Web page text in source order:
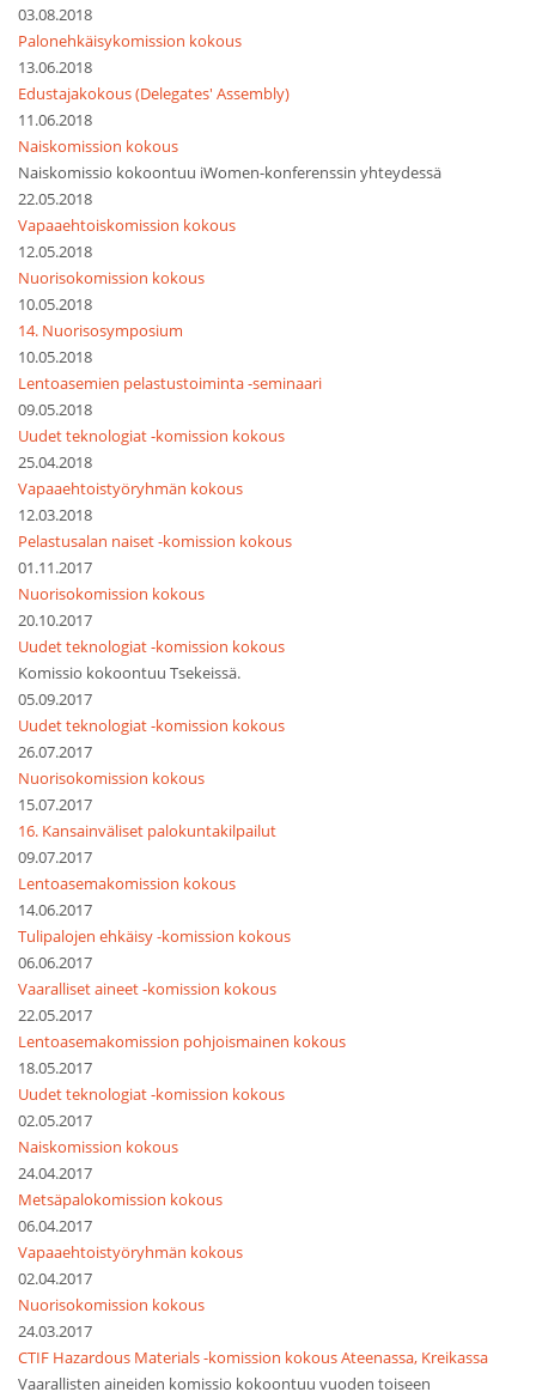
03.08.2018
Palonehkäisykomission kokous
13.06.2018
Edustajakokous (Delegates' Assembly)
11.06.2018
Naiskomission kokous
Naiskomissio kokoontuu iWomen-konferenssin yhteydessä
22.05.2018
Vapaaehtoiskomission kokous
12.05.2018
Nuorisokomission kokous
10.05.2018
14. Nuorisosymposium
10.05.2018
Lentoasemien pelastustoiminta -seminaari
09.05.2018
Uudet teknologiat -komission kokous
25.04.2018
Vapaaehtoistyöryhmän kokous
12.03.2018
Pelastusalan naiset -komission kokous
01.11.2017
Nuorisokomission kokous
20.10.2017
Uudet teknologiat -komission kokous
Komissio kokoontuu Tsekeissä.
05.09.2017
Uudet teknologiat -komission kokous
26.07.2017
Nuorisokomission kokous
15.07.2017
16. Kansainväliset palokuntakilpailut
09.07.2017
Lentoasemakomission kokous
14.06.2017
Tulipalojen ehkäisy -komission kokous
06.06.2017
Vaaralliset aineet -komission kokous
22.05.2017
Lentoasemakomission pohjoismainen kokous
18.05.2017
Uudet teknologiat -komission kokous
02.05.2017
Naiskomission kokous
24.04.2017
Metsäpalokomission kokous
06.04.2017
Vapaaehtoistyöryhmän kokous
02.04.2017
Nuorisokomission kokous
24.03.2017
CTIF Hazardous Materials -komission kokous Ateenassa, Kreikassa
Vaarallisten aineiden komissio kokoontuu vuoden toiseen